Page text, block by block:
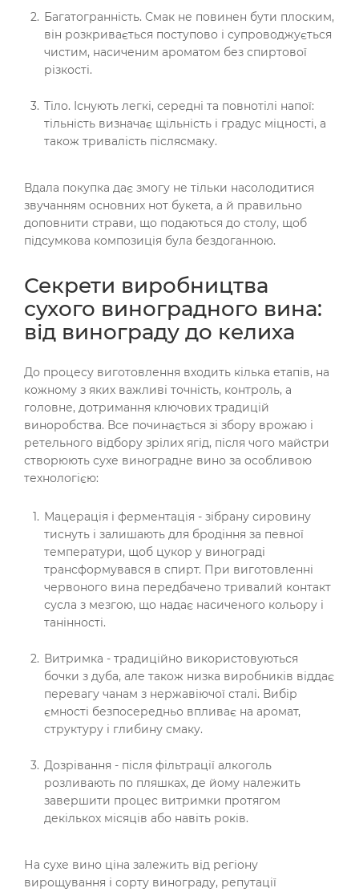
Багатогранність. Смак не повинен бути плоским,
він розкривається поступово і супроводжується
чистим, насиченим ароматом без спиртової
різкості.
Тіло. Існують легкі, середні та повнотілі напої:
тільність визначає щільність і градус міцності, а
також тривалість післясмаку.
Вдала покупка дає змогу не тільки насолодитися
звучанням основних нот букета, а й правильно
доповнити страви, що подаються до столу, щоб
підсумкова композиція була бездоганною.
Секрети виробництва
сухого виноградного вина:
від винограду до келиха
До процесу виготовлення входить кілька етапів, на
кожному з яких важливі точність, контроль, а
головне, дотримання ключових традицій
виноробства. Все починається зі збору врожаю і
ретельного відбору зрілих ягід, після чого майстри
створюють сухе виноградне вино за особливою
технологією:
Мацерація і ферментація - зібрану сировину
тиснуть і залишають для бродіння за певної
температури, щоб цукор у винограді
трансформувався в спирт. При виготовленні
червоного вина передбачено тривалий контакт
сусла з мезгою, що надає насиченого кольору і
танінності.
Витримка - традиційно використовуються
бочки з дуба, але також низка виробників віддає
перевагу чанам з нержавіючої сталі. Вибір
ємності безпосередньо впливає на аромат,
структуру і глибину смаку.
Дозрівання - після фільтрації алкоголь
розливають по пляшках, де йому належить
завершити процес витримки протягом
декількох місяців або навіть років.
На сухе вино ціна залежить від регіону
вирощування і сорту винограду, репутації